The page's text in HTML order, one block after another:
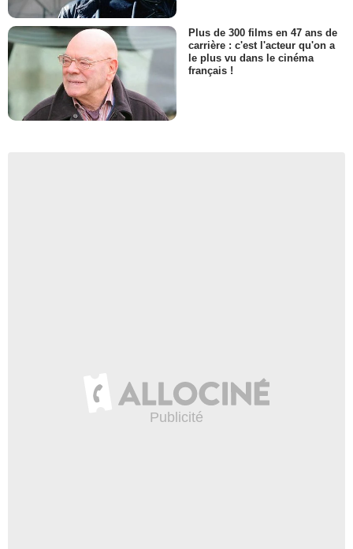
Plus de 300 films en 47 ans de
carrière : c'est l'acteur qu'on a
le plus vu dans le cinéma
français !